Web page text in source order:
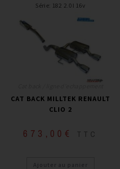
Série:182 2.0l 16v
CAT BACK MILLTEK RENAULT
CLIO 2
673,00 € TTC
Ajouter au panier